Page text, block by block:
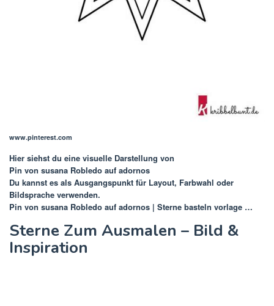
www.pinterest.com
Hier siehst du eine visuelle Darstellung von
Pin von susana Robledo auf adornos
Du kannst es als Ausgangspunkt für Layout, Farbwahl oder
Bildsprache verwenden.
Pin von susana Robledo auf adornos | Sterne basteln vorlage …
Sterne Zum Ausmalen – Bild &
Inspiration